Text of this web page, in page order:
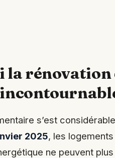
la rénovation
s’est
2025, les
ne peuvent plus